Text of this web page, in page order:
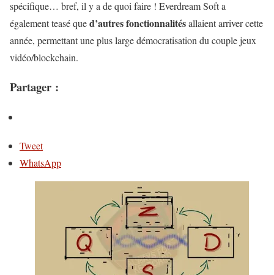
spécifique… bref, il y a de quoi faire ! Everdream Soft a
également teasé qued’autres fonctionnalitésallaient arriver cette
année, permettant une plus large démocratisation du couple jeux
vidéo/blockchain.
Partager :
Tweet
WhatsApp